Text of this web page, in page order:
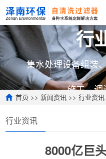
行
集水处理设备组装
施工、调
首页 >>新闻资讯 >>行业资讯
行业资讯
8000亿巨